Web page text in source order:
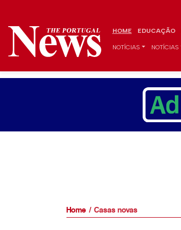
HOME EDUCAÇÃO
NOTÍCIAS NOTÍCIAS
Home Casas novas